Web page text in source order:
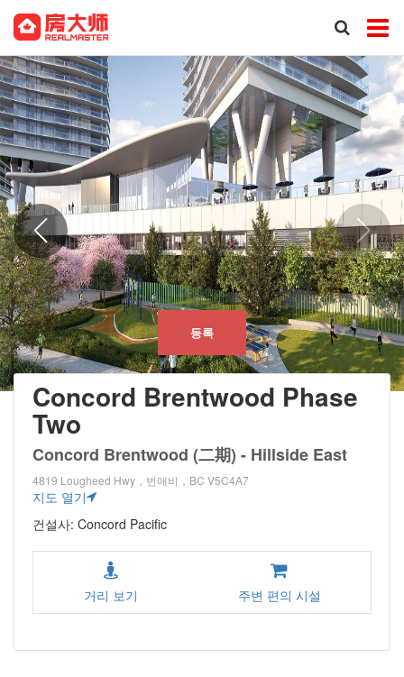
등록
Concord Brentwood Phase
Two
Concord Brentwood (二期) - Hillside East
4819 Lougheed Hwy，번애비，BC V5C4A7
지도 열기
건설사: Concord Pacific
거리 보기 주변 편의 시설